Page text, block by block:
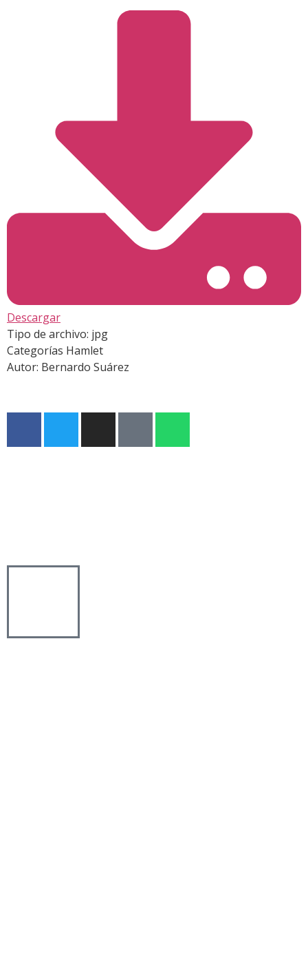
Descargar
Tipo de archivo: jpg
Categorías Hamlet
Autor: Bernardo Suárez